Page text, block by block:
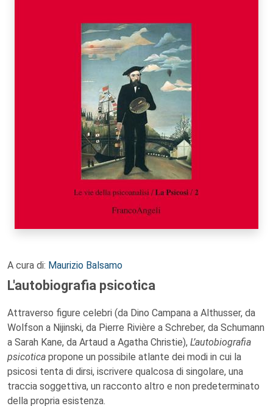
A cura di: Maurizio Balsamo
L'autobiografia psicotica
Attraverso figure celebri (da Dino Campana a Althusser, da
Wolfson a Nijinski, da Pierre Rivière a Schreber, da Schumann
a Sarah Kane, da Artaud a Agatha Christie), L’autobiografia
psicotica propone un possibile atlante dei modi in cui la
psicosi tenta di dirsi, iscrivere qualcosa di singolare, una
traccia soggettiva, un racconto altro e non predeterminato
della propria esistenza.